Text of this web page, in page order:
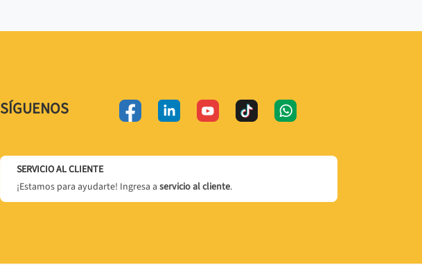
SÍGUENOS
SERVICIO AL CLIENTE
¡Estamos para ayudarte! Ingresa a servicio al cliente.